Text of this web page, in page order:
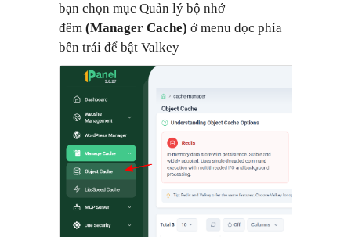
bạn chọn mục Quản lý bộ nhớ
đêm (Manager Cache) ở menu dọc phía
bên trái để bật Valkey